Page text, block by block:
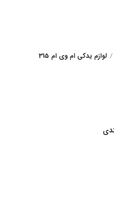
لوازم یدکی ام وی ام 315